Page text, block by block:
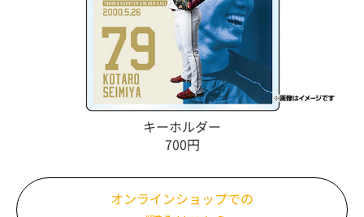
キーホルダー
700円
オンラインショップでの